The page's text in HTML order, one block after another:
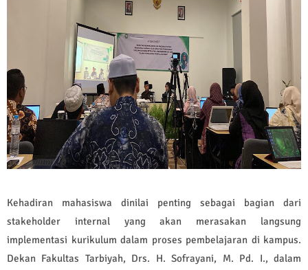
Kehadiran mahasiswa dinilai penting sebagai bagian dari
stakeholder internal yang akan merasakan langsung
implementasi kurikulum dalam proses pembelajaran di kampus.
Dekan Fakultas Tarbiyah, Drs. H. Sofrayani, M. Pd. I., dalam